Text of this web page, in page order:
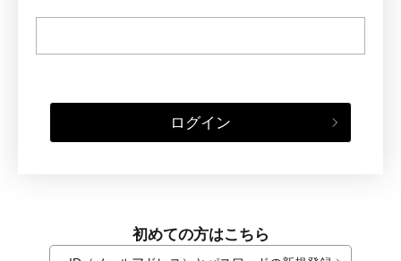
ログイン
初めての方はこちら